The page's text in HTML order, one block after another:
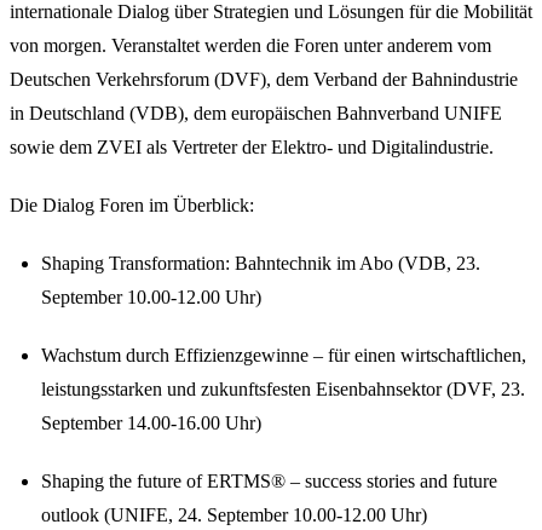
internationale Dialog über Strategien und Lösungen für die Mobilität
von morgen. Veranstaltet werden die Foren unter anderem vom
Deutschen Verkehrsforum (DVF), dem Verband der Bahnindustrie
in Deutschland (VDB), dem europäischen Bahnverband UNIFE
sowie dem ZVEI als Vertreter der Elektro- und Digitalindustrie.
Die Dialog Foren im Überblick:
Shaping Transformation: Bahntechnik im Abo (VDB, 23.
September 10.00-12.00 Uhr)
Wachstum durch Effizienzgewinne – für einen wirtschaftlichen,
leistungsstarken und zukunftsfesten Eisenbahnsektor (DVF, 23.
September 14.00-16.00 Uhr)
Shaping the future of ERTMS® – success stories and future
outlook (UNIFE, 24. September 10.00-12.00 Uhr)